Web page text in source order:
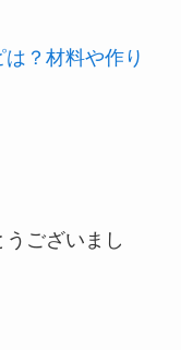
？材料や作り
ございまし